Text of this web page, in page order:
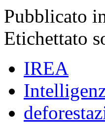
Pubblicato
Etichettato
IREA